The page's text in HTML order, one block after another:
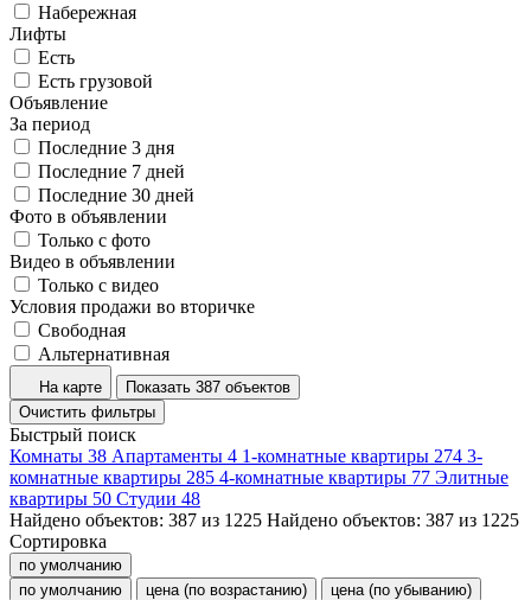
Набережная
Лифты
Есть
Есть грузовой
Объявление
За период
Последние 3 дня
Последние 7 дней
Последние 30 дней
Фото в объявлении
Только с фото
Видео в объявлении
Только с видео
Условия продажи во вторичке
Свободная
Альтернативная
На карте
Показать 387 объектов
Очистить фильтры
Быстрый поиск
Комнаты 38 Апартаменты 4 1-комнатные квартиры 274 3-
комнатные квартиры 285 4-комнатные квартиры 77 Элитные
квартиры 50 Студии 48
Найдено объектов: 387 из 1225 Найдено объектов: 387 из 1225
Сортировка
по умолчанию
по умолчанию
цена (по возрастанию)
цена (по убыванию)